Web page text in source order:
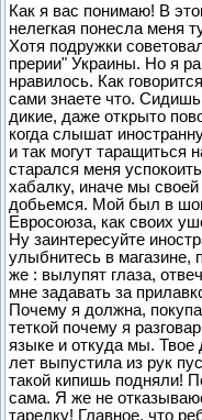
Как я вас понимаю! В
нелегкая понесла меня
Хотя подружки
прерии" Украины. Но я
нравилось. Как
сами знаете что.
дикие, даже открыто
когда слышат
и так могут таращиться
старался меня
хабалку, иначе мы своей
добьемся. Мой был в
Евросоюза, как своих
Ну заинтересуйте
улыбнитесь в магазине,
же : вылупят глаза,
мне задавать за
Почему я должна,
теткой почему я
языке и откуда мы. Твое
лет выпустила из рук
такой кипишь подняли!
сама. Я же не
тарелку! Главное, что